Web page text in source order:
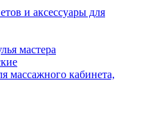
и аксессуары для
мастера
кабинета,